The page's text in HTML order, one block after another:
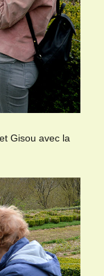
Gisou avec la